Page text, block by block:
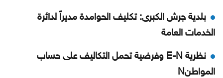
بلدية جرش الكبرى: تكليف الحوامدة مديراً لدائرة
الخدمات العامة
نظرية E-N وفرضية تحمل التكاليف على حساب
المواطنN